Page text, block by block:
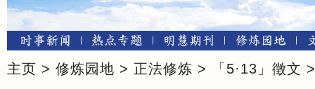
主页 > 修炼园地 > 正法修炼 > 「5·13」徵文